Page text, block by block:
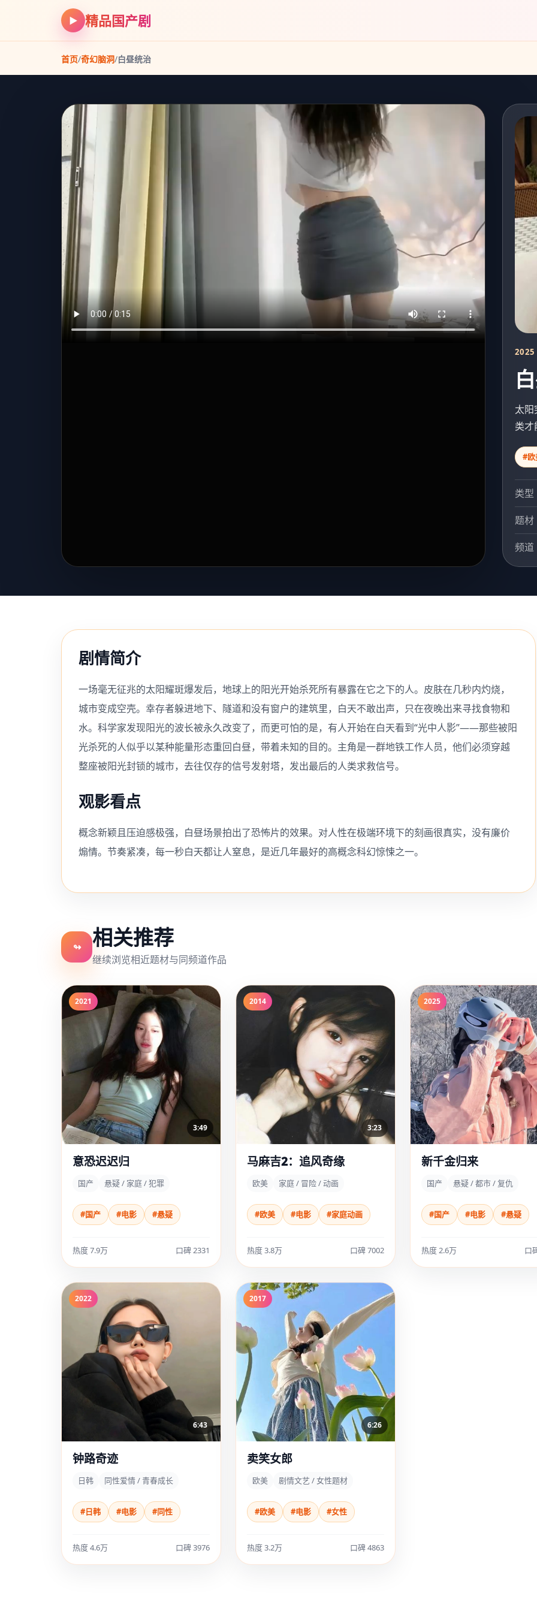
▶ 精品国产剧
首页/奇幻脑洞/白昼统治
2025
太
类才
#欧
类型
题材
频道
剧情简介
一场毫无征兆的太阳耀斑爆发后，地球上的阳光开始杀死所有暴露在它之下的人。皮肤在几秒内灼烧，
城市变成空壳。幸存者躲进地下、隧道和没有窗户的建筑里，白天不敢出声，只在夜晚出来寻找食物和
水。科学家发现阳光的波长被永久改变了，而更可怕的是，有人开始在白天看到“光中人影”——那些被阳
光杀死的人似乎以某种能量形态重回白昼，带着未知的目的。主角是一群地铁工作人员，他们必须穿越
整座被阳光封锁的城市，去往仅存的信号发射塔，发出最后的人类求救信号。
观影看点
概念新颖且压迫感极强，白昼场景拍出了恐怖片的效果。对人性在极端环境下的刻画很真实，没有廉价
煽情。节奏紧凑，每一秒白天都让人窒息，是近几年最好的高概念科幻惊悚之一。
↬ 相关推荐
继续浏览相近题材与同频道作品
2021
3:49
意恐迟迟归
国产 悬疑 / 家庭 / 犯罪
#国产 #电影 #悬疑
热度 7.9万 口碑 2331
2014
3:23
马麻吉2：追风奇缘
欧美 家庭 / 冒险 / 动画
#欧美 #电影 #家庭动画
热度 3.8万 口碑 7002
2025
新千金归来
国产 悬疑 / 都市 / 复仇
#国产 #电影 #悬疑
热度 2.6万 口
2022
6:43
钟路奇迹
日韩 同性爱情 / 青春成长
#日韩 #电影 #同性
热度 4.6万 口碑 3976
2017
6:26
卖笑女郎
欧美 剧情文艺 / 女性题材
#欧美 #电影 #女性
热度 3.2万 口碑 4863